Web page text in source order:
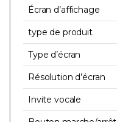
Écran d’affichage
type de produit
Type d’écran
Résolution d’écran
Invite vocale